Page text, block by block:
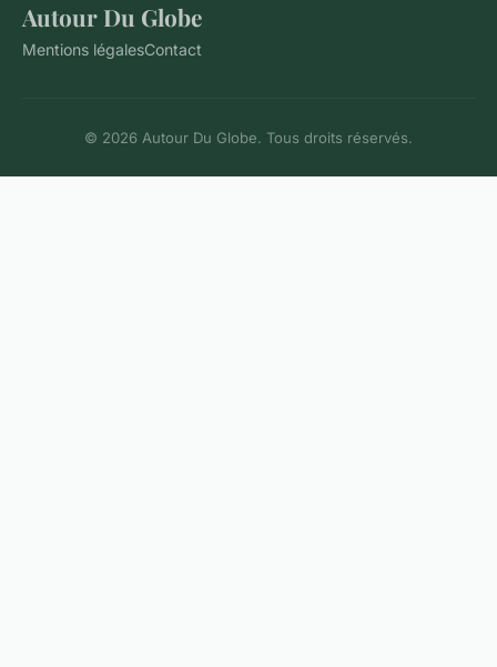
Autour Du Globe
Mentions légalesContact
© 2026 Autour Du Globe. Tous droits réservés.